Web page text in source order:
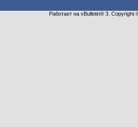
Работает на vBulletin® 3.